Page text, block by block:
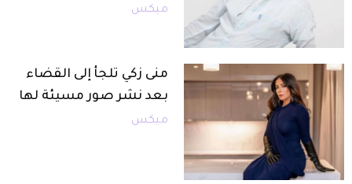
ميكس
منى زكي تلجأ إلى القضاء
بعد نشر صور مسيئة لها
ميكس